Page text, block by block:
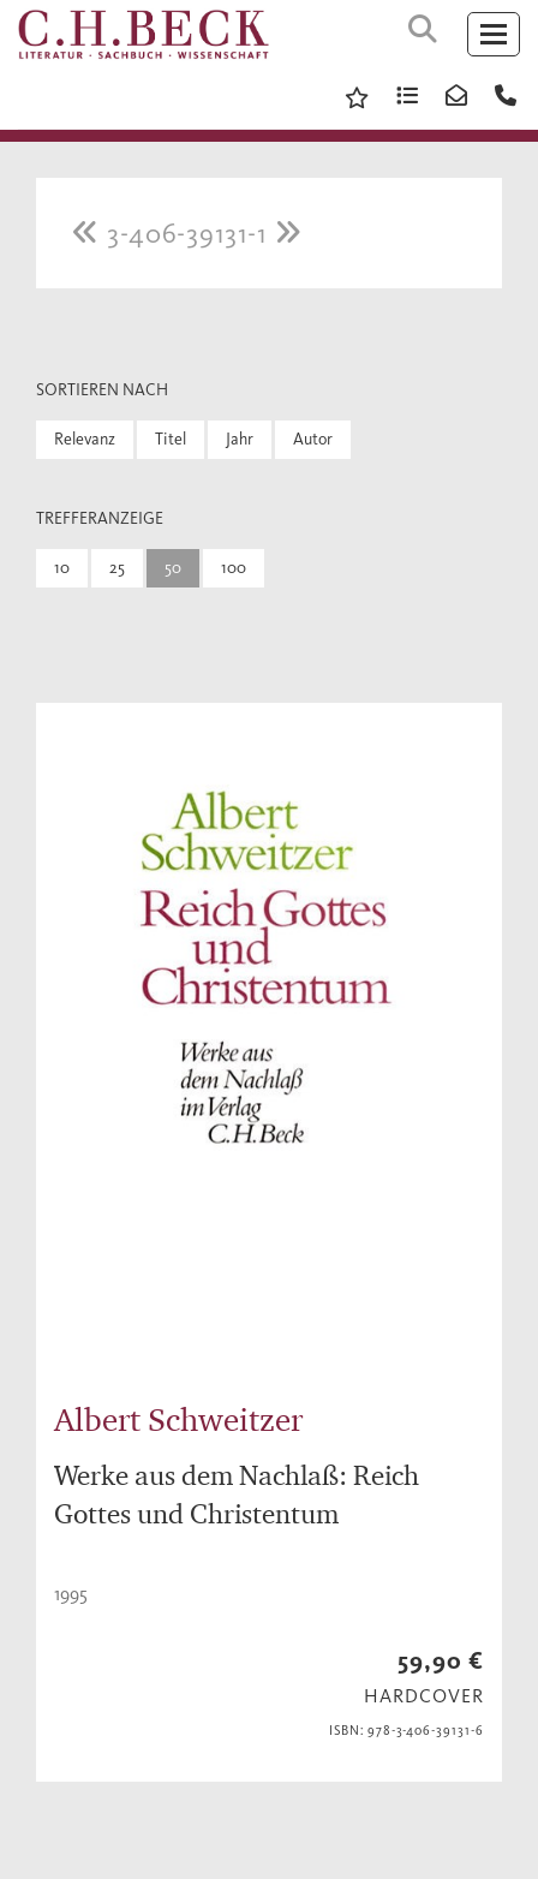
3-406-39131-1
SORTIEREN NACH
Relevanz Titel Jahr Autor
TREFFERANZEIGE
10 25 50 100
Albert Schweitzer
Werke aus dem Nachlaß: Reich
Gottes und Christentum
1995
59,90 €
HARDCOVER
ISBN: 978-3-406-39131-6